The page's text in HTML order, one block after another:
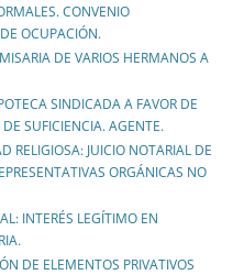
CONVENIO
OCUPACIÓN.
DE VARIOS HERMANOS A
SINDICADA A FAVOR DE
DE SUFICIENCIA. AGENTE.
RELIGIOSA: JUICIO NOTARIAL DE
ORGÁNICAS NO
INTERÉS LEGÍTIMO EN
DE ELEMENTOS PRIVATIVOS